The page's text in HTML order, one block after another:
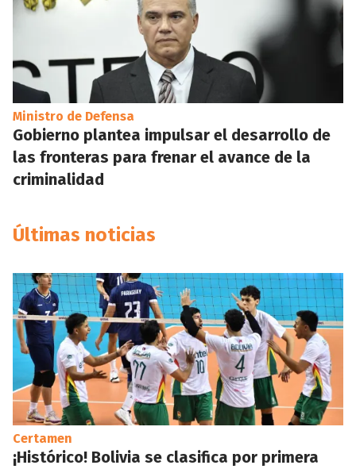
Ministro de Defensa
Gobierno plantea impulsar el desarrollo de
las fronteras para frenar el avance de la
criminalidad
Últimas noticias
Certamen
¡Histórico! Bolivia se clasifica por primera